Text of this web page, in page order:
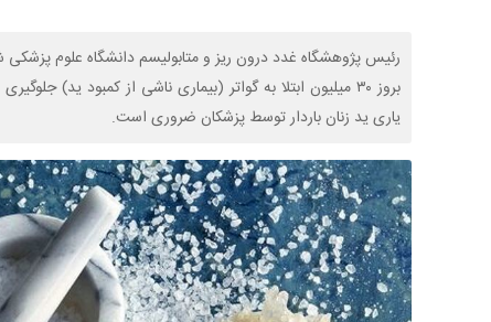
رئیس پژوهشگاه غدد درون ریز و متابولیسم دانشگاه علوم پزشکی
بروز ۳۰ میلیون ابتلا به گواتر (بیماری ناشی از کمبود ید)
یاری ید زنان باردار توسط پزشکان ضروری است.